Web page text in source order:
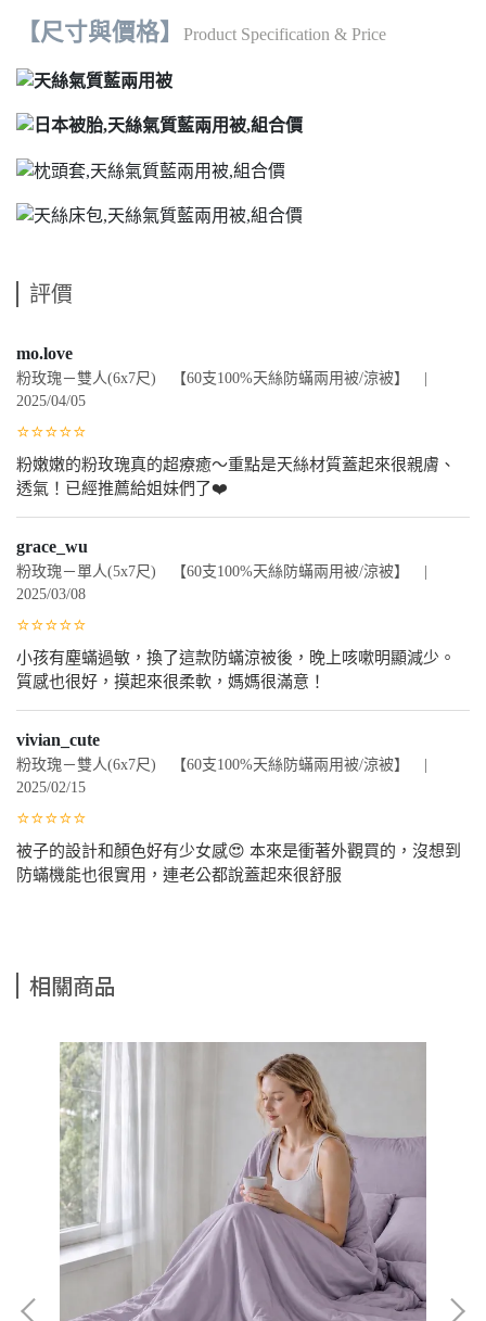
【尺寸與價格】 Product Specification & Price
評價
mo.love
粉玫瑰－雙人(6x7尺) 【60支100%天絲防蟎兩用被/涼被】 |
2025/04/05
⭐⭐⭐⭐⭐
粉嫩嫩的粉玫瑰真的超療癒～重點是天絲材質蓋起來很親膚、
透氣！已經推薦給姐妹們了❤️
grace_wu
粉玫瑰－單人(5x7尺) 【60支100%天絲防蟎兩用被/涼被】 |
2025/03/08
⭐⭐⭐⭐⭐
小孩有塵蟎過敏，換了這款防蟎涼被後，晚上咳嗽明顯減少。
質感也很好，摸起來很柔軟，媽媽很滿意！
vivian_cute
粉玫瑰－雙人(6x7尺) 【60支100%天絲防蟎兩用被/涼被】 |
2025/02/15
⭐⭐⭐⭐⭐
被子的設計和顏色好有少女感😍 本來是衝著外觀買的，沒想到
防蟎機能也很實用，連老公都說蓋起來很舒服
相關商品